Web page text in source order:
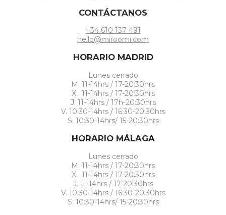
CONTÁCTANOS
+34 610 137 491
hello@miroomi.com
HORARIO MADRID
Lunes cerrado
M. 11-14hrs / 17-20:30hrs
X. 11-14hrs / 17-20:30hrs
J. 11-14hrs / 17h-20:30hrs
V. 10:30-14hrs / 16:30-20:30hrs
S. 10:30-14hrs/ 15-20:30hrs
HORARIO MÁLAGA
Lunes cerrado
M. 11-14hrs / 17-20:30hrs
X. 11-14hrs / 17-20:30hrs
J. 11-14hrs / 17-20:30hrs
V. 10:30-14hrs / 16:30-20:30hrs
S. 10:30-14hrs/ 15-20:30hrs